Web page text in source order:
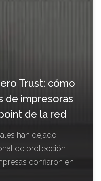
Trust: cómo
de impresoras
de la red
han dejado
de protección
confiaron en